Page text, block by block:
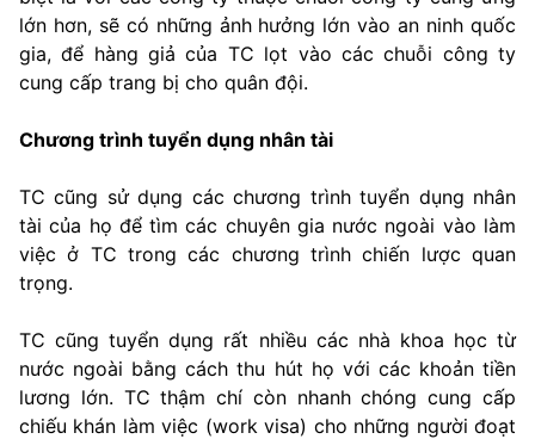
lớn hơn, sẽ có những ảnh hưởng lớn vào an ninh quốc
gia, để hàng giả của TC lọt vào các chuỗi công ty
cung cấp trang bị cho quân đội.
Chương trình tuyển dụng nhân tài
TC cũng sử dụng các chương trình tuyển dụng nhân
tài của họ để tìm các chuyên gia nước ngoài vào làm
việc ở TC trong các chương trình chiến lược quan
trọng.
TC cũng tuyển dụng rất nhiều các nhà khoa học từ
nước ngoài bằng cách thu hút họ với các khoản tiền
lương lớn. TC thậm chí còn nhanh chóng cung cấp
chiếu khán làm việc (work visa) cho những người đoạt